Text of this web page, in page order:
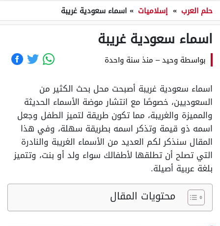
حلم العرب » إسلاميات » اسماء سعودية غريبة
اسماء سعودية غريبة
بواسطة وحيد– منذ سنة واحدة
اسماء سعودية غريبة أصبحت محل بحث الكثير من
السعوديين، خصوصًا مع انتشار موضة الأسماء الحديثة
والمميزة والغريبة، مما تكون طريقة لتميز الطفل وجعل
اسمه ذو قيمة وتذكر اسمه بطريقة سهلة، وفي هذا
المقال سنذكر لكم العديد من الأسماء الغريبة والنادرة
التي تصلح أن تطلقها لأطفالك سواء ولد أو بنت، وتتميز
بلغة عربية أصيلة.
محتويات المقال